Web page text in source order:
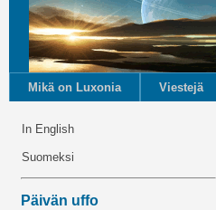
Mikä on Luxonia Viestejä
In English
Suomeksi
Päivän uffo